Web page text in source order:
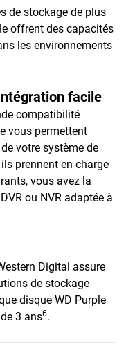
de stockage de plus
offrent des capacités
les environnements
facile
compatibilité
vous permettent
votre système de
prennent en charge
vous avez la
ou NVR adaptée à
Digital assure
de stockage
disque WD Purple
3 ans6.